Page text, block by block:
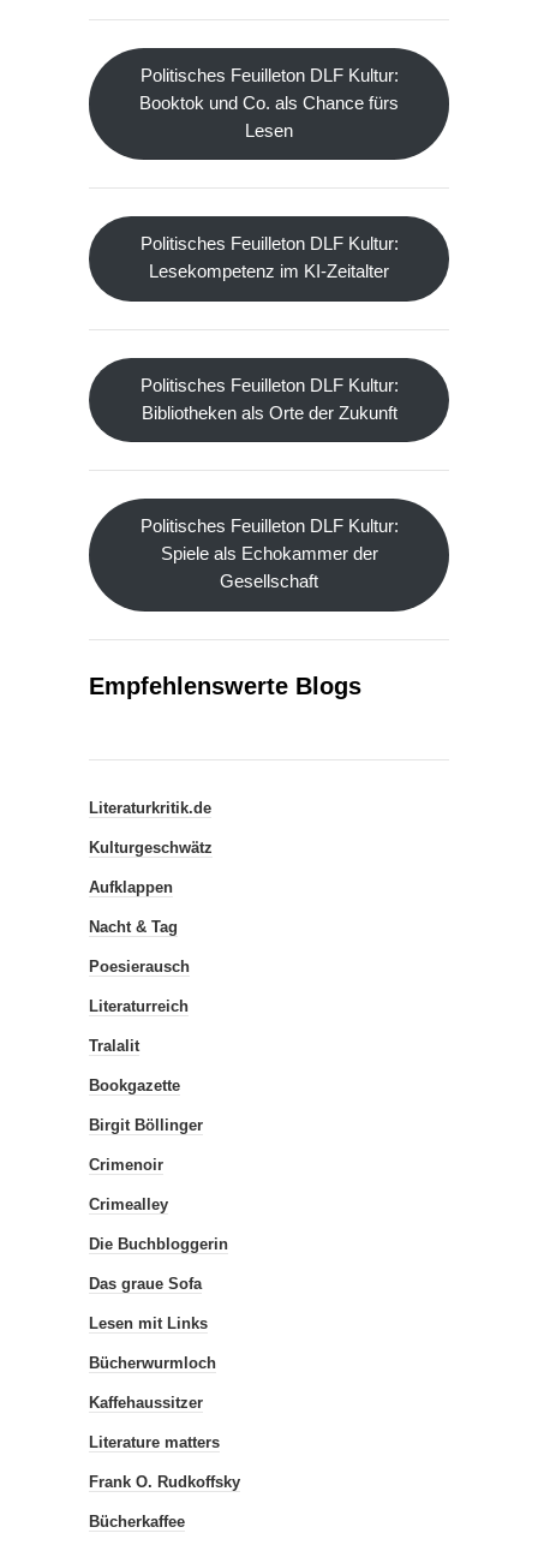
Politisches Feuilleton DLF Kultur:
Booktok und Co. als Chance fürs
Lesen
Politisches Feuilleton DLF Kultur:
Lesekompetenz im KI-Zeitalter
Politisches Feuilleton DLF Kultur:
Bibliotheken als Orte der Zukunft
Politisches Feuilleton DLF Kultur:
Spiele als Echokammer der
Gesellschaft
Empfehlenswerte Blogs
Literaturkritik.de
Kulturgeschwätz
Aufklappen
Nacht & Tag
Poesierausch
Literaturreich
Tralalit
Bookgazette
Birgit Böllinger
Crimenoir
Crimealley
Die Buchbloggerin
Das graue Sofa
Lesen mit Links
Bücherwurmloch
Kaffehaussitzer
Literature matters
Frank O. Rudkoffsky
Bücherkaffee